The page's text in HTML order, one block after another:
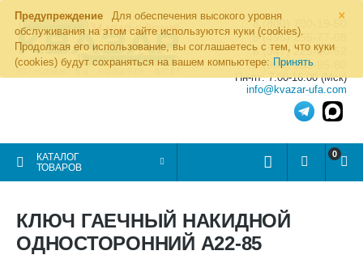
×
Предупреждение
Для обеспечения высокого уровня
обслуживания на этом сайте используются куки (cookies).
Продолжая его использование, вы соглашаетесь с тем, что куки
(cookies) будут сохраняться на вашем компьютере: Принять
8 (800) 700-19-50
8 (495) 255-77-08
8 (347) 225-00-52
8 (986) 963-95-80
Пн-пт: 7.00-16.00 (Мск)
info@kvazar-ufa.com
КАТАЛОГ
ТОВАРОВ
0
КЛЮЧ ГАЕЧНЫЙ НАКИДНОЙ
ОДНОСТОРОННИЙ А22-85